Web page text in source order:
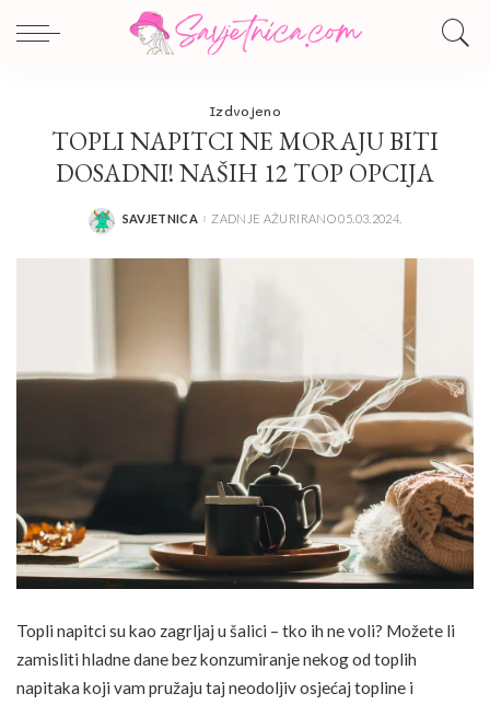
Izdvojeno
TOPLI NAPITCI NE MORAJU BITI
DOSADNI! NAŠIH 12 TOP OPCIJA
POSTED
SAVJETNICA ZADNJE AŽURIRANO 05.03.2024.
Topli napitci su kao zagrljaj u šalici – tko ih ne voli? Možete li
zamisliti hladne dane bez konzumiranje nekog od toplih
napitaka koji vam pružaju taj neodoljiv osjećaj topline i